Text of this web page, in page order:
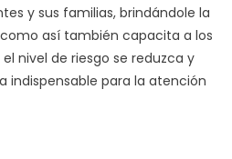
y sus familias, brindándole la
así también capacita a los
nivel de riesgo se reduzca y
indispensable para la atención